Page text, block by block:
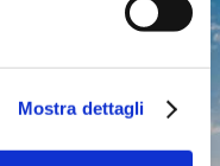
Mostra dettagli